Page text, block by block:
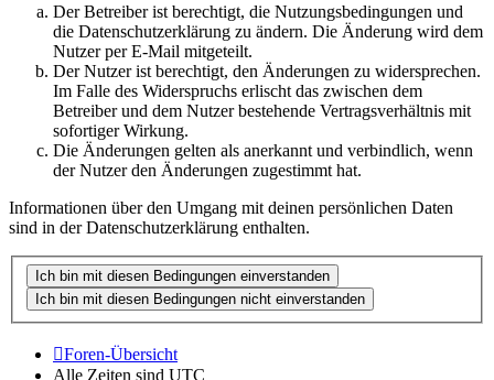
Der Betreiber ist berechtigt, die Nutzungsbedingungen und
die Datenschutzerklärung zu ändern. Die Änderung wird dem
Nutzer per E-Mail mitgeteilt.
Der Nutzer ist berechtigt, den Änderungen zu widersprechen.
Im Falle des Widerspruchs erlischt das zwischen dem
Betreiber und dem Nutzer bestehende Vertragsverhältnis mit
sofortiger Wirkung.
Die Änderungen gelten als anerkannt und verbindlich, wenn
der Nutzer den Änderungen zugestimmt hat.
Informationen über den Umgang mit deinen persönlichen Daten
sind in der Datenschutzerklärung enthalten.
Foren-Übersicht
Alle Zeiten sind UTC